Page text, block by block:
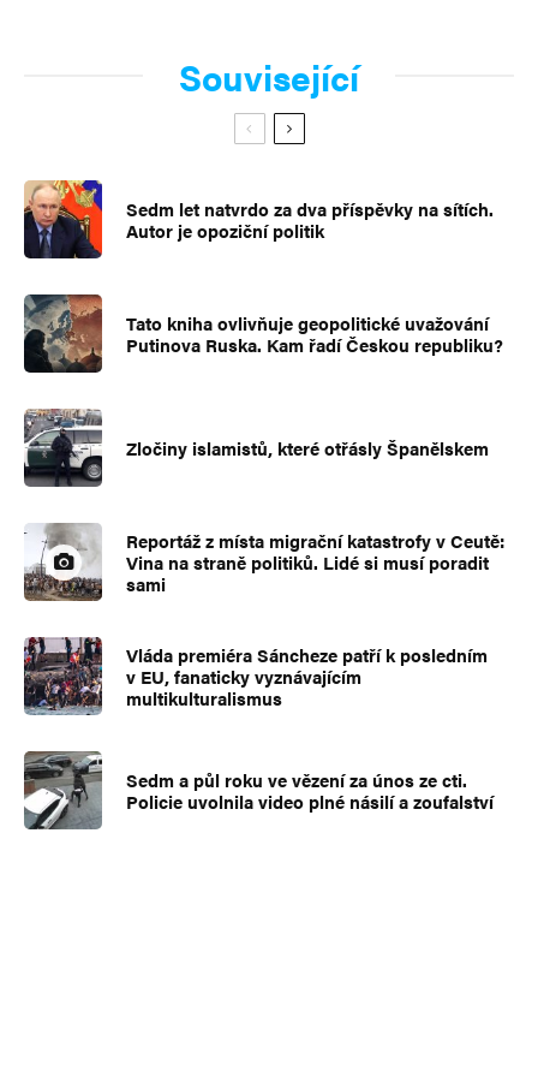
Související
Sedm let natvrdo za dva příspěvky na sítích.
Autor je opoziční politik
Tato kniha ovlivňuje geopolitické uvažování
Putinova Ruska. Kam řadí Českou republiku?
Zločiny islamistů, které otřásly Španělskem
Reportáž z místa migrační katastrofy v Ceutě:
Vina na straně politiků. Lidé si musí poradit
sami
Vláda premiéra Sáncheze patří k posledním
v EU, fanaticky vyznávajícím
multikulturalismus
Sedm a půl roku ve vězení za únos ze cti.
Policie uvolnila video plné násilí a zoufalství